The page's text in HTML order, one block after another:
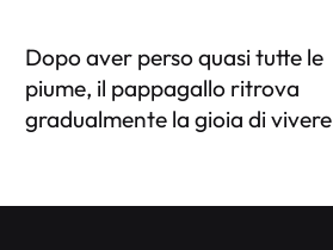
Dopo aver perso quasi tutte le
piume, il pappagallo ritrova
gradualmente la gioia di vivere